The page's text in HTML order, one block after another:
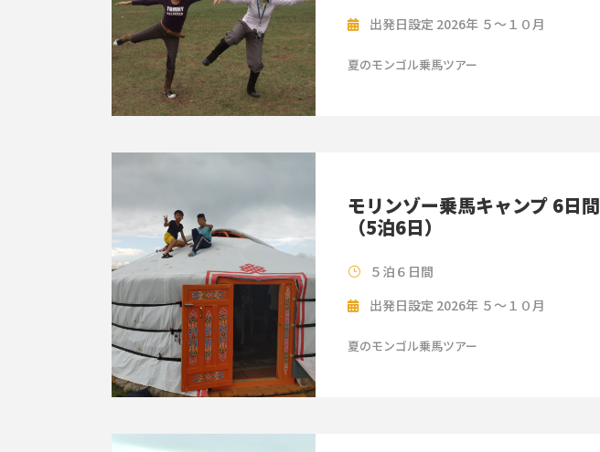
出発日設定 2026年 ５～１０月
夏のモンゴル乗馬ツアー
モリンゾー乗馬キャンプ 6日間
（5泊6日）
５泊６日間
出発日設定 2026年 ５～１０月
夏のモンゴル乗馬ツアー